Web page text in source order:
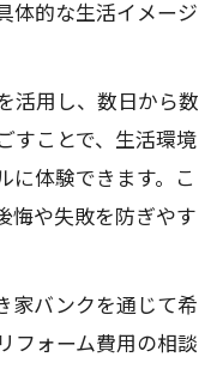
体的な生活イメージ
活用し、数日から数
すことで、生活環境
に体験できます。こ
悔や失敗を防ぎやす
家バンクを通じて希
フォーム費用の相談